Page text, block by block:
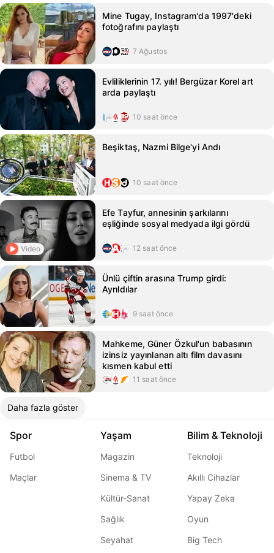
listesi...
Mine Tugay, Instagram'da 1997'deki
fotoğrafını paylaştı
7 Ağustos
Evliliklerinin 17. yılı! Bergüzar Korel art
arda paylaştı
10 saat önce
Beşiktaş, Nazmi Bilge'yi Andı
10 saat önce
Video
Efe Tayfur, annesinin şarkılarını
eşliğinde sosyal medyada ilgi gördü
12 saat önce
Ünlü çiftin arasına Trump girdi:
Ayrıldılar
9 saat önce
Mahkeme, Güner Özkul'un babasının
izinsiz yayınlanan altı film davasını
kısmen kabul etti
11 saat önce
Daha fazla göster
Spor
Futbol
Maçlar
Yaşam
Magazin
Sinema & TV
Kültür-Sanat
Sağlık
Seyahat
Bilim & Teknoloji
Teknoloji
Akıllı Cihazlar
Yapay Zeka
Oyun
Big Tech